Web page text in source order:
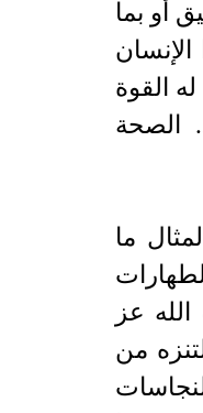
أو بما
القوة
الصحة
ما
عز
من